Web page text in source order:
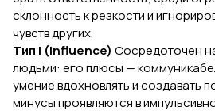
склонность к резкости и
чувств других.
Тип I (Influence) Сосредоточен
людьми: его плюсы —
умение вдохновлять и создавать
минусы проявляются в